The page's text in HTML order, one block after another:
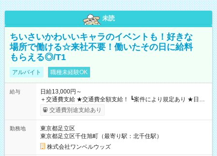
未読
ちいさいかわいいキャラのイベントも！好きな
場所で働ける☆来社不要！働いたその日に給料
もらえる◎/T1
アルバイト 職種未経験OK
給与
日給13,000円～
＋交通費支給 ★交通費全額支給！ ┗案件により規定あり ★日払
いOK！（規定あり） ┗働いたその日に現金GET♪ お仕事後はコ
ンビニATMから 日払い分を引き落とせます！ 【試用期間】試
交通費別途支給あり
勤務地
東京都足立区
東京都足立区千住旭町（最寄り駅：北千住駅）
株式会社ワンベルウッズ